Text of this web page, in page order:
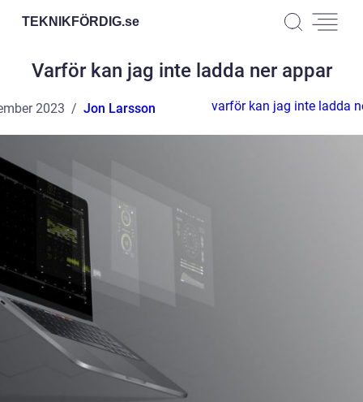
TEKNIKFÖRDIG.se
Varför kan jag inte ladda ner appar
2023 Jon Larsson varför kan jag inte ladda